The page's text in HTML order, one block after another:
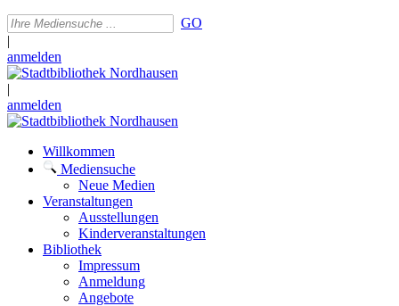
GO
|
anmelden
|
anmelden
Willkommen
Mediensuche
Neue Medien
Veranstaltungen
Ausstellungen
Kinderveranstaltungen
Bibliothek
Impressum
Anmeldung
Angebote